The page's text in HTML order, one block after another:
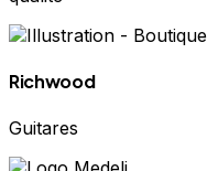
Richwood
Guitares